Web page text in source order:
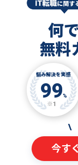
何
無料
悩み解決を実感
99%
※1
\
今す